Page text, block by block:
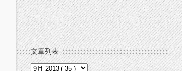
文章列表